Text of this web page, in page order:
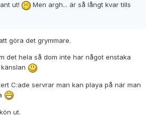
ut!
Men argh... är så långt kvar tills
göra det grymmare.
det hela så dom inte har något enstaka
C:ade servrar man kan playa på när man
ut.